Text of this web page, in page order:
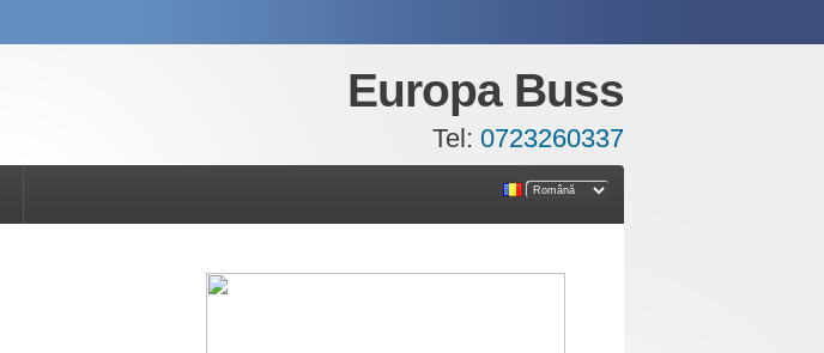
Europa Buss
Tel: 0723260337